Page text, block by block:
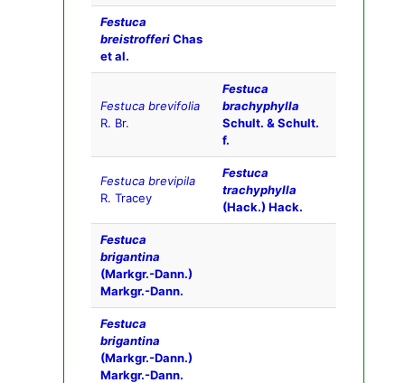
Festuca
breistrofferiChas
et al.
Festuca brevifolia
R. Br.
Festuca
brachyphylla
Schult. & Schult.
f.
Festuca brevipila
R. Tracey
Festuca
trachyphylla
(Hack.) Hack.
Festuca
brigantina
(Markgr.-Dann.)
Markgr.-Dann.
Festuca
brigantina
(Markgr.-Dann.)
Markgr.-Dann.